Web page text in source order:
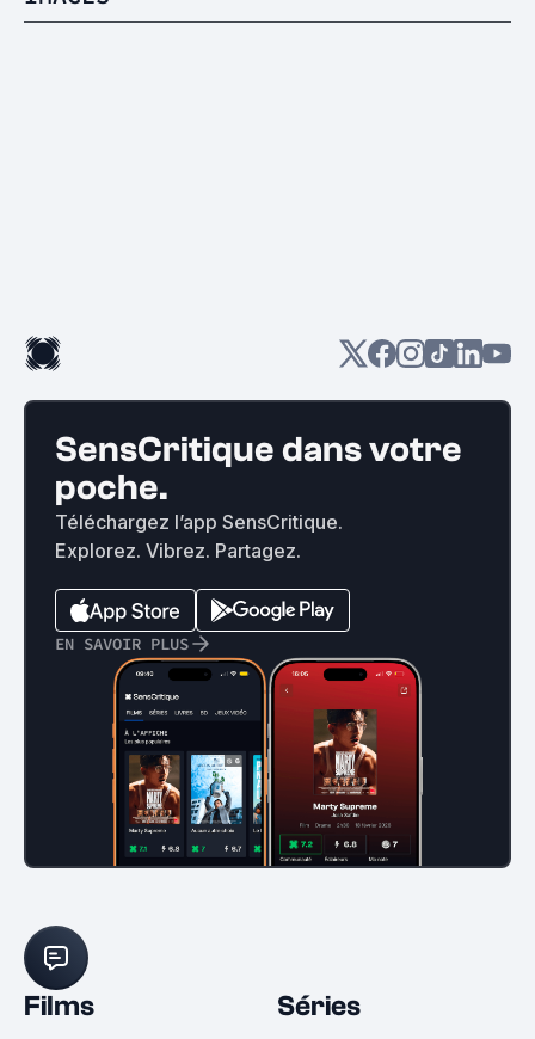
SensCritique dans votre
poche.
Téléchargez l’app SensCritique.
Explorez. Vibrez. Partagez.
EN SAVOIR PLUS
Films Séries